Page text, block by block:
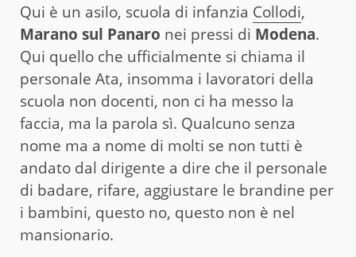
Qui è un asilo, scuola di infanzia Collodi,
Marano sul Panaro nei pressi di Modena.
Qui quello che ufficialmente si chiama il
personale Ata, insomma i lavoratori della
scuola non docenti, non ci ha messo la
faccia, ma la parola sì. Qualcuno senza
nome ma a nome di molti se non tutti è
andato dal dirigente a dire che il personale
di badare, rifare, aggiustare le brandine per
i bambini, questo no, questo non è nel
mansionario.